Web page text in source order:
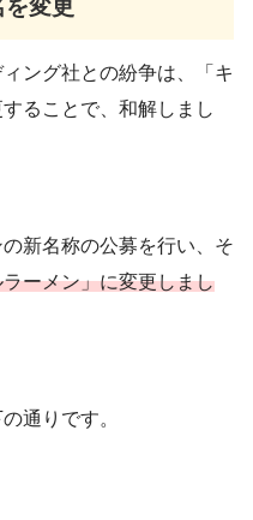
を変更
ング社との紛争は、「キ
ることで、和解しまし
新名称の公募を行い、そ
ーメン」に変更しまし
通りです。